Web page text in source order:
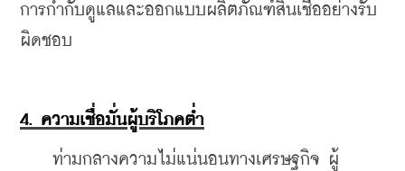
การกำกับดูแลและออกแบบผลิตภัณฑ์สินเชื่ออย่างรับ
ผิดชอบ
4. ความเชื่อมั่นผู้บริโภคต่ำ
ท่ามกลางความไม่แน่นอนทางเศรษฐกิจ ผู้